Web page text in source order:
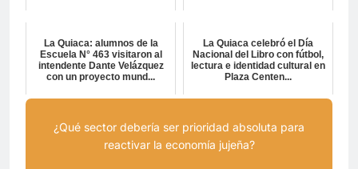
La Quiaca: alumnos de la
Escuela N° 463 visitaron al
intendente Dante Velázquez
con un proyecto mund...
La Quiaca celebró el Día
Nacional del Libro con fútbol,
lectura e identidad cultural en
Plaza Centen...
¿Qué sector debería ser prioridad absoluta para
reactivar la economía jujeña?